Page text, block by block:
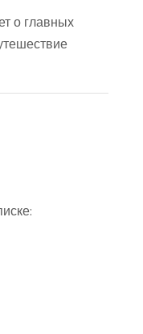
о главных